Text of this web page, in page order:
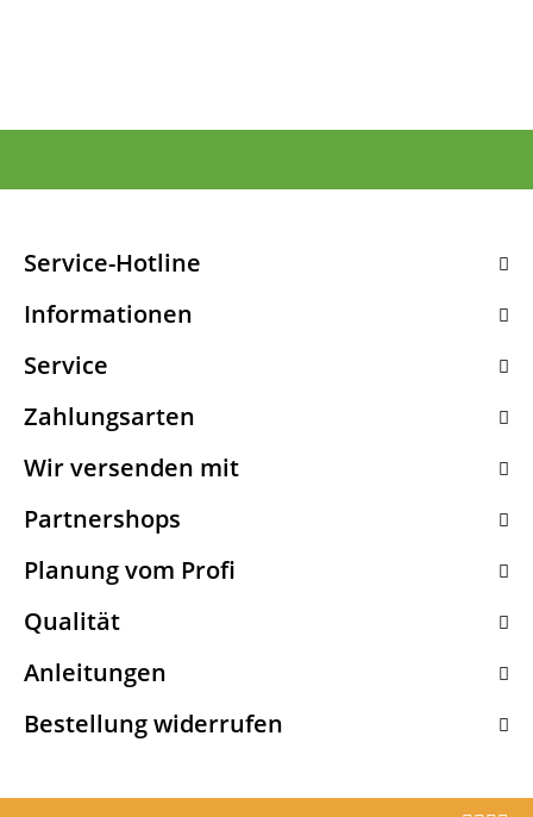
Service-Hotline
Informationen
Service
Zahlungsarten
Wir versenden mit
Partnershops
Planung vom Profi
Qualität
Anleitungen
Bestellung widerrufen